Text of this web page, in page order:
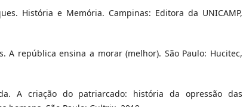
História e Memória. Campinas: Editora da UNICAMP,
A república ensina a morar (melhor). São Paulo: Hucitec,
A criação do patriarcado: história da opressão das